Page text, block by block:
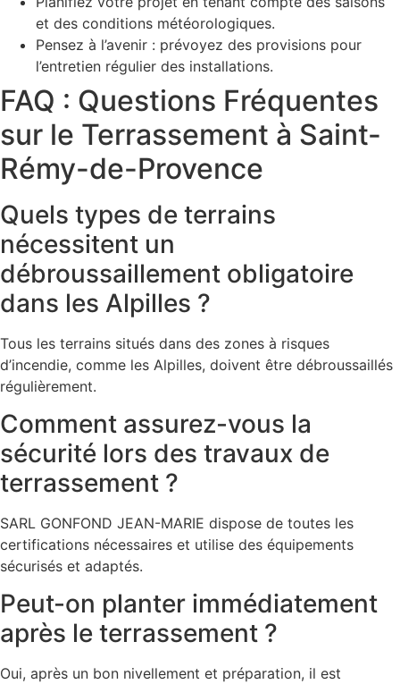
et des conditions météorologiques.
Pensez à l’avenir : prévoyez des provisions pour
l’entretien régulier des installations.
FAQ : Questions Fréquentes
sur le Terrassement à Saint-
Rémy-de-Provence
Quels types de terrains
nécessitent un
débroussaillement obligatoire
dans les Alpilles ?
Tous les terrains situés dans des zones à risques
d’incendie, comme les Alpilles, doivent être débroussaillés
régulièrement.
Comment assurez-vous la
sécurité lors des travaux de
terrassement ?
SARL GONFOND JEAN-MARIE dispose de toutes les
certifications nécessaires et utilise des équipements
sécurisés et adaptés.
Peut-on planter immédiatement
après le terrassement ?
Oui, après un bon nivellement et préparation, il est